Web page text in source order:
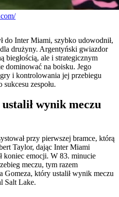
do Inter Miami, szybko udowodnił,
drużyny. Argentyński gwiazdor
biegłością, ale i strategicznym
dominować na boisku. Jego
i kontrolowania jej przebiegu
zespołu.
wynik meczu
przy pierwszej bramce, którą
Taylor, dając Inter Miami
koniec emocji. W 83. minucie
meczu, tym razem
Gomeza, który ustalił wynik meczu
Salt Lake.